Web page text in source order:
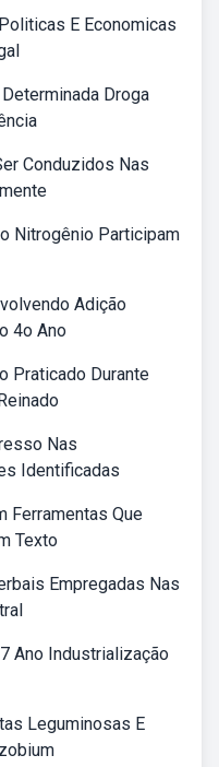
E Economicas
Droga
Conduzidos Nas
Nitrogênio Participam
Adição
4o Ano
Praticado Durante
Nas
Identificadas
Ferramentas Que
Texto
Empregadas Nas
Ano Industrialização
Leguminosas E